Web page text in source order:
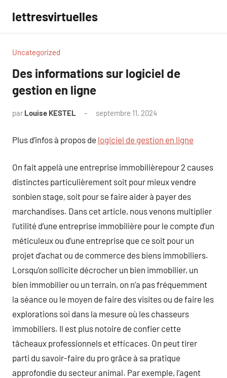
contenu
lettresvirtuelles
Uncategorized
Des informations sur logiciel de
gestion en ligne
par Louise KESTEL septembre 11, 2024
Plus d’infos à propos de logiciel de gestion en ligne
On fait appelà une entreprise immobilièrepour 2 causes
distinctes particulièrement soit pour mieux vendre
sonbien stage, soit pour se faire aider à payer des
marchandises. Dans cet article, nous venons multiplier
l’utilité d’une entreprise immobilière pour le compte d’un
méticuleux ou d’une entreprise que ce soit pour un
projet d’achat ou de commerce des biens immobiliers.
Lorsqu’on sollicite décrocher un bien immobilier, un
bien immobilier ou un terrain, on n’a pas fréquemment
la séance ou le moyen de faire des visites ou de faire les
explorations soi dans la mesure où les chasseurs
immobiliers. Il est plus notoire de confier cette
tâcheaux professionnels et efficaces. On peut tirer
parti du savoir-faire du pro grâce à sa pratique
approfondie du secteur animal. Par exemple, l’agent